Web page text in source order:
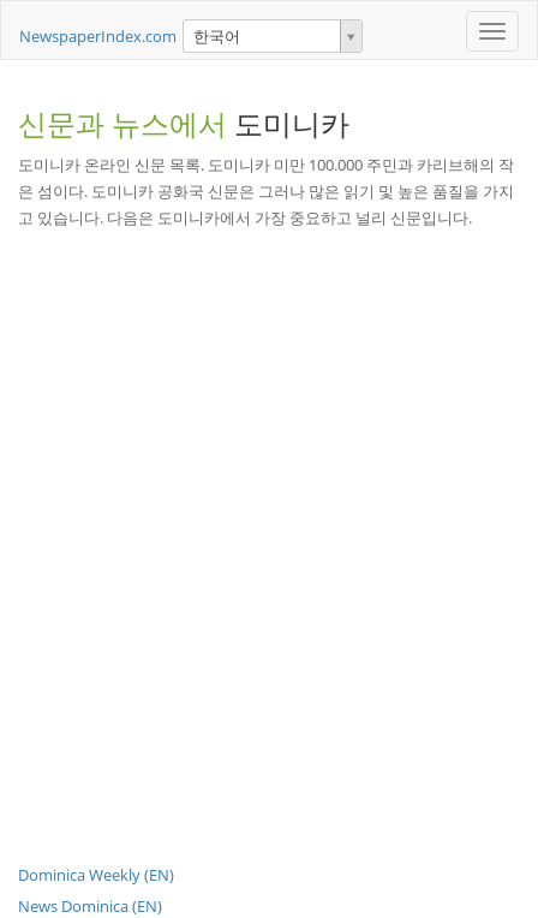
Toggle
NewspaperIndex.com 한국어
신문과 뉴스에서 도미니카
도미니카 온라인 신문 목록. 도미니카 미만 100.000 주민과 카리브해의 작
은 섬이다. 도미니카 공화국 신문은 그러나 많은 읽기 및 높은 품질을 가지
고 있습니다. 다음은 도미니카에서 가장 중요하고 널리 신문입니다.
Dominica Weekly (EN)
News Dominica (EN)